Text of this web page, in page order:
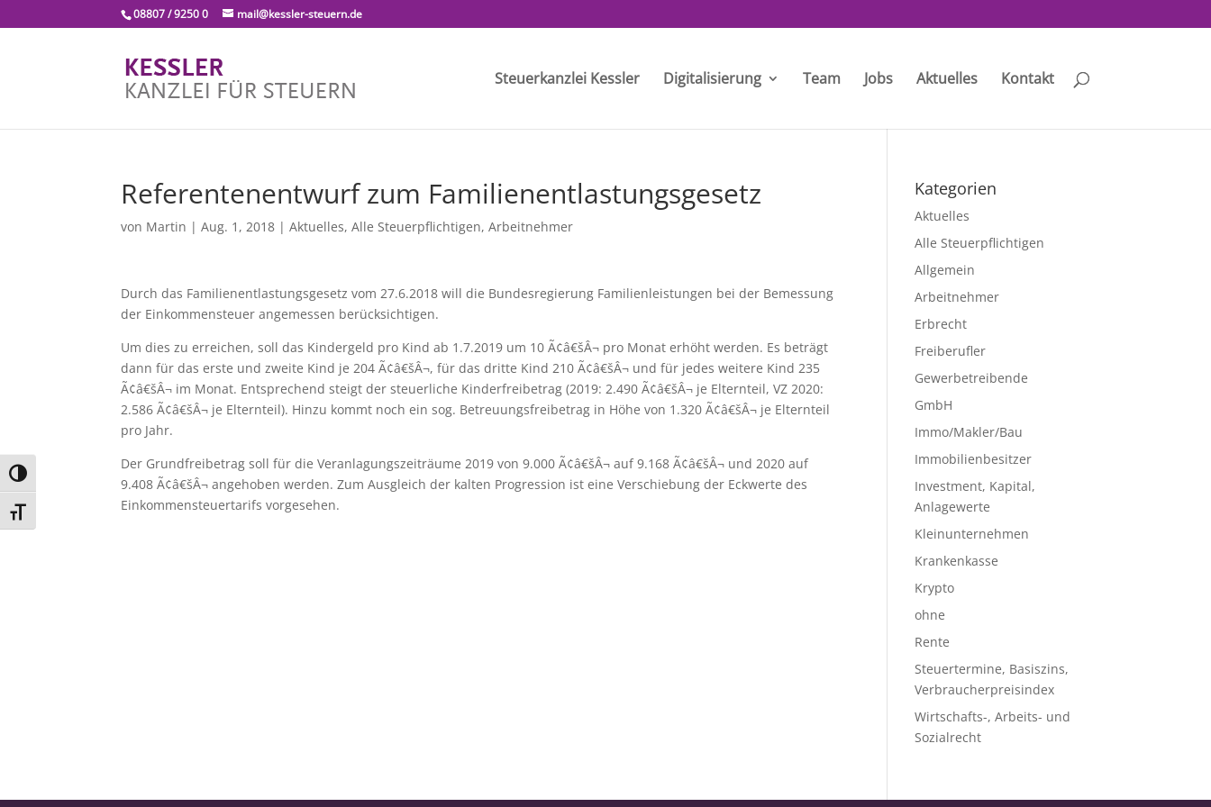
Umschalten auf hohe Kontraste
Schrift vergrößern
08807 / 9250 0 mail@kessler-steuern.de
Steuerkanzlei Kessler Digitalisierung Team Jobs Aktuelles Kontakt
Referentenentwurf zum Familienentlastungsgesetz
von Martin |Aug. 1, 2018 |Aktuelles,Alle Steuerpflichtigen,Arbeitnehmer
Durch das Familienentlastungsgesetz vom 27.6.2018 will die Bundesregierung Familienleistungen bei der Bemessung
der Einkommensteuer angemessen berücksichtigen.
Um dies zu erreichen, soll das Kindergeld pro Kind ab 1.7.2019 um 10 Ã¢â€šÂ¬ pro Monat erhöht werden. Es beträgt
dann für das erste und zweite Kind je 204 Ã¢â€šÂ¬, für das dritte Kind 210 Ã¢â€šÂ¬ und für jedes weitere Kind 235
Ã¢â€šÂ¬ im Monat. Entsprechend steigt der steuerliche Kinderfreibetrag (2019: 2.490 Ã¢â€šÂ¬ je Elternteil, VZ 2020:
2.586 Ã¢â€šÂ¬ je Elternteil). Hinzu kommt noch ein sog. Betreuungsfreibetrag in Höhe von 1.320 Ã¢â€šÂ¬ je Elternteil
pro Jahr.
Der Grundfreibetrag soll für die Veranlagungszeiträume 2019 von 9.000 Ã¢â€šÂ¬ auf 9.168 Ã¢â€šÂ¬ und 2020 auf
9.408 Ã¢â€šÂ¬ angehoben werden. Zum Ausgleich der kalten Progression ist eine Verschiebung der Eckwerte des
Einkommensteuertarifs vorgesehen.
Kategorien
Aktuelles
Alle Steuerpflichtigen
Allgemein
Arbeitnehmer
Erbrecht
Freiberufler
Gewerbetreibende
GmbH
Immo/Makler/Bau
Immobilienbesitzer
Investment, Kapital,
Anlagewerte
Kleinunternehmen
Krankenkasse
Krypto
ohne
Rente
Steuertermine, Basiszins,
Verbraucherpreisindex
Wirtschafts-, Arbeits- und
Sozialrecht